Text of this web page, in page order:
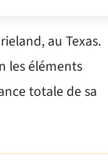
au Texas.
les éléments
totale de sa